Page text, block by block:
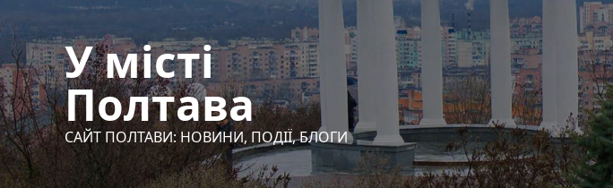
до
вмісту
У місті
Полтава
САЙТ ПОЛТАВИ: НОВИНИ, ПОДІЇ, БЛОГИ